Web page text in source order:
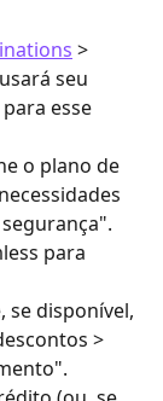
>
seu
esse
o plano de
para
se disponível,
>